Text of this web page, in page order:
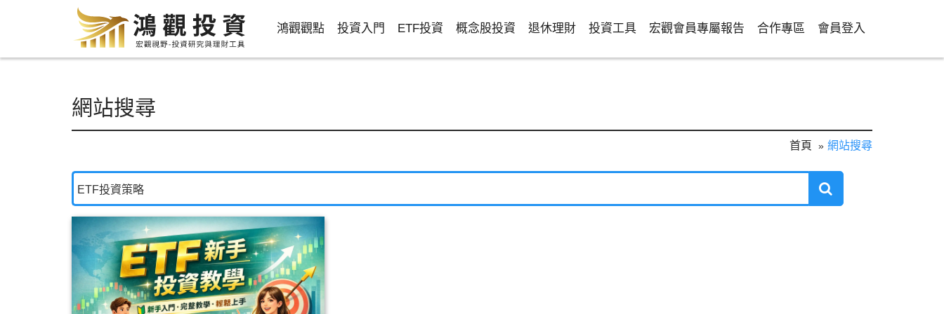
鴻觀觀點 投資入門 ETF投資 概念股投資 退休理財 投資工具 宏觀會員專屬報告 合作專區 會員登入
網站搜尋
首頁 網站搜尋